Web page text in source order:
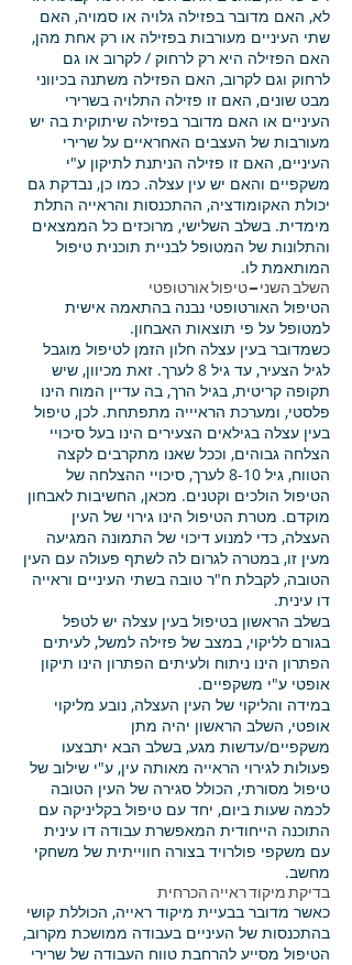
לא, האם מדובר בפזילה גלויה או סמויה, האם
שתי העיניים מעורבות בפזילה או רק אחת מהן,
האם הפזילה היא רק לרחוק / לקרוב או גם
לרחוק וגם לקרוב, האם הפזילה משתנה בכיווני
מבט שונים, האם זו פזילה התלויה בשרירי
העיניים או האם מדובר בפזילה שיתוקית בה יש
מעורבות של העצבים האחראיים על שרירי
העיניים, האם זו פזילה הניתנת לתיקון ע"י
משקפיים והאם יש עין עצלה. כמו כן, נבדקת גם
יכולת האקומודציה, ההתכנסות והראייה התלת
מימדית. בשלב השלישי, מרוכזים כל הממצאים
והתלונות של המטופל לבניית תוכנית טיפול
המותאמת לו.
השלב השני – טיפול אורטופטי
הטיפול האורטופטי נבנה בהתאמה אישית
למטופל על פי תוצאות האבחון.
כשמדובר בעין עצלה חלון הזמן לטיפול מוגבל
לגיל הצעיר, עד גיל 8 לערך. זאת מכיוון, שיש
תקופה קריטית, בגיל הרך, בה עדיין המוח הינו
פלסטי, ומערכת הראיייה מתפתחת. לכן, טיפול
בעין עצלה בגילאים הצעירים הינו בעל סיכויי
הצלחה גבוהים, וככל שאנו מתקרבים לקצה
הטווח, גיל 8-10 לערך, סיכויי ההצלחה של
הטיפול הולכים וקטנים. מכאן, החשיבות לאבחון
מוקדם. מטרת הטיפול הינו גירוי של העין
העצלה, כדי למנוע דיכוי של התמונה המגיעה
מעין זו, במטרה לגרום לה לשתף פעולה עם העין
הטובה, לקבלת ח"ר טובה בשתי העיניים וראייה
דו עינית.
בשלב הראשון בטיפול בעין עצלה יש לטפל
בגורם לליקוי, במצב של פזילה למשל, לעיתים
הפתרון הינו ניתוח ולעיתים הפתרון הינו תיקון
אופטי ע"י משקפיים.
במידה והליקוי של העין העצלה, נובע מליקוי
אופטי, השלב הראשון יהיה מתן
משקפיים/עדשות מגע, בשלב הבא יתבצעו
פעולות לגירוי הראייה מאותה עין, ע"י שילוב של
טיפול מסורתי, הכולל סגירה של העין הטובה
לכמה שעות ביום, יחד עם טיפול בקליניקה עם
התוכנה הייחודית המאפשרת עבודה דו עינית
עם משקפי פולרויד בצורה חווייתית של משחקי
מחשב.
בדיקת מיקוד ראייה הכרחית
כאשר מדובר בבעיית מיקוד ראייה, הכוללת קושי
בהתכנסות של העיניים בעבודה ממושכת מקרוב,
הטיפול מסייע להרחבת טווח העבודה של שרירי